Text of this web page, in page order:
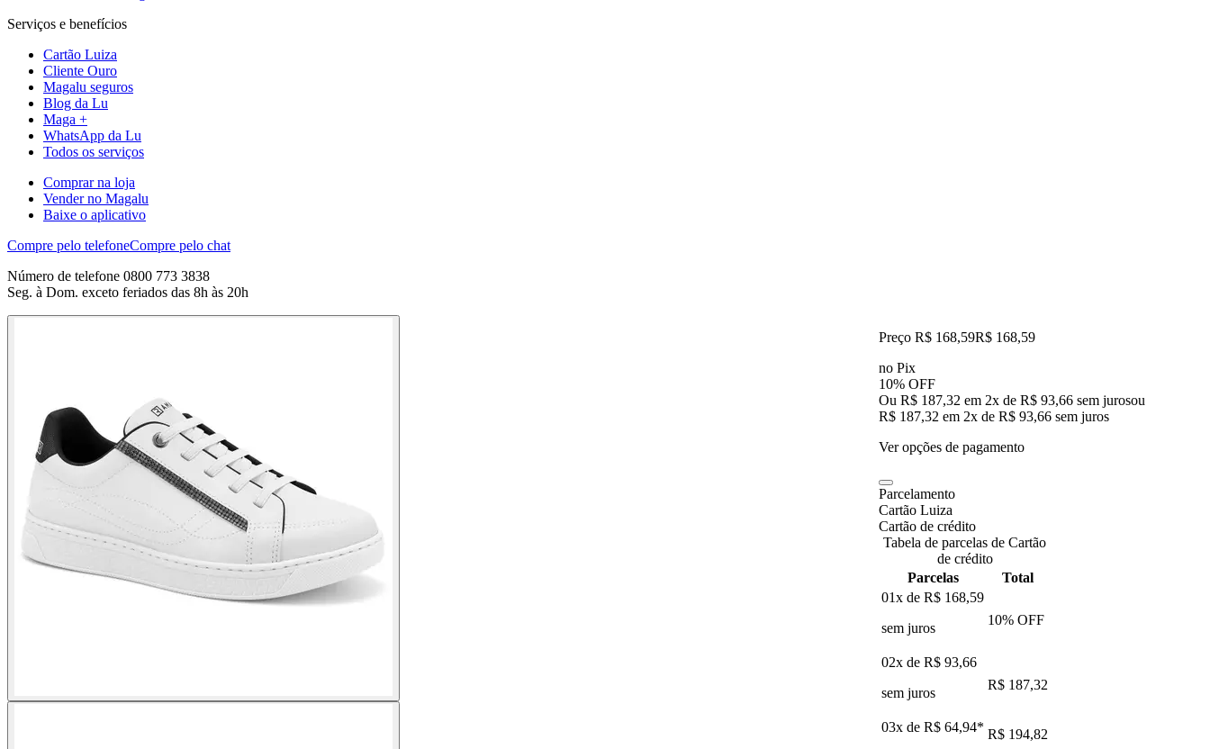
Serviços e benefícios
Cartão Luiza
Cliente Ouro
Magalu seguros
Blog da Lu
Maga +
WhatsApp da Lu
Todos os serviços
Comprar na loja
Vender no Magalu
Baixe o aplicativo
Compre pelo telefoneCompre pelo chat
Número de telefone 0800 773 3838
Seg. à Dom. exceto feriados das 8h às 20h
Preço R$ 168,59R$ 168,59
no Pix
10% OFF
Ou R$ 187,32 em 2x de R$ 93,66 sem jurosou
R$ 187,32 em 2x de R$ 93,66 sem juros
Ver opções de pagamento
Parcelamento
Cartão Luiza
Cartão de crédito
Tabela de parcelas de Cartão
de crédito
Parcelas
Total
01x de R$ 168,59
sem juros
10% OFF
02x de R$ 93,66
sem juros
R$ 187,32
03x de R$ 64,94* R$ 194,82